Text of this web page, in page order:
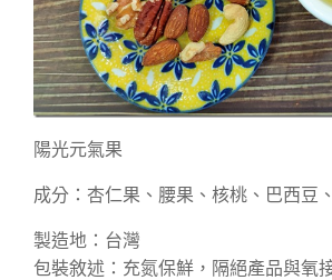
陽光元氣果
成分：杏仁果、腰果、核桃、巴西豆
製造地：台灣
包裝敘述：充氮保鮮，隔絕產品與氧